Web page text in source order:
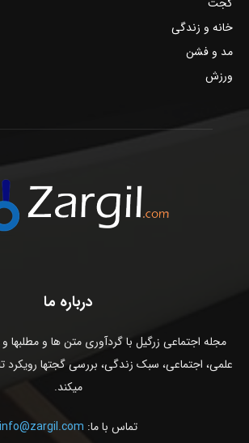
خانه و زندگی
مد و فشن
ورزش
درباره ما
مجله اجتماعی زرگیل با گردآوری متن ها و مطلبها
علمی، اجتماعی، سبک زندگی، بررسی گجتها رویکرد
میکند.
تماس با ما: info@zargil.com